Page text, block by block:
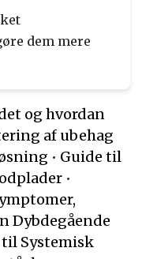
dem mere
og hvordan
af ubehag
• Guide til
•
Dybdegående
til Systemisk